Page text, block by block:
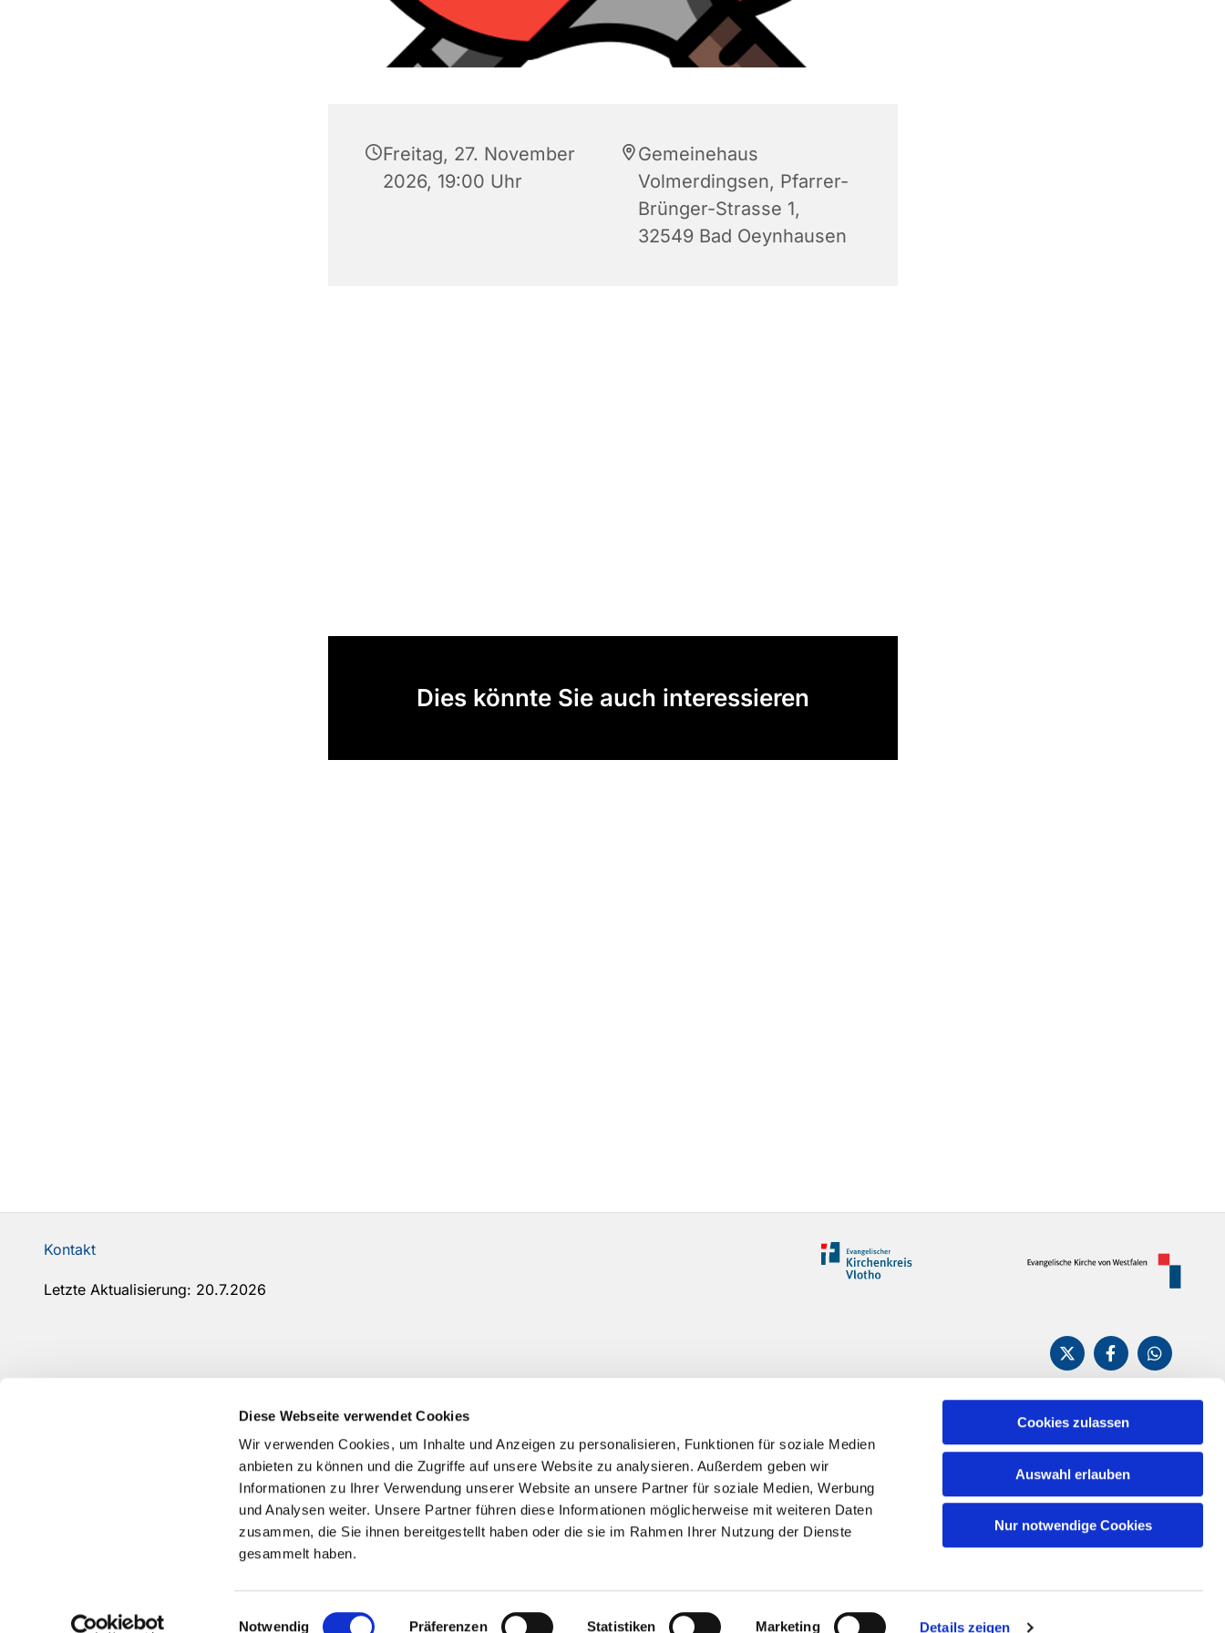
Diese Webseite verwendet Cookies
Wir verwenden Cookies, um Inhalte und Anzeigen zu personalisieren, Funktionen für soziale Medien
anbieten zu können und die Zugriffe auf unsere Website zu analysieren. Außerdem geben wir
Informationen zu Ihrer Verwendung unserer Website an unsere Partner für soziale Medien, Werbung
und Analysen weiter. Unsere Partner führen diese Informationen möglicherweise mit weiteren Daten
zusammen, die Sie ihnen bereitgestellt haben oder die sie im Rahmen Ihrer Nutzung der Dienste
gesammelt haben.
Einwilligungsauswahl
Notwendig Präferenzen Statistiken Marketing Details zeigen
Cookies zulassen
Auswahl erlauben
Nur notwendige Cookies
Freitag, 27. November
2026, 19:00 Uhr
Gemeinehaus
Volmerdingsen, Pfarrer-
Brünger-Strasse 1,
32549 Bad Oeynhausen
Dies könnte Sie auch interessieren
Kontakt
Letzte Aktualisierung: 20.7.2026
Impressum Datenschutzerklärung ChurchDesk-Login